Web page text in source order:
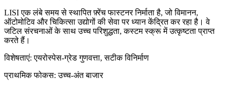
LISI एक लंबे समय से स्थापित फ़्रेंच फास्टनर निर्माता है, जो विमानन,
ऑटोमोटिव और चिकित्सा उद्योगों की सेवा पर ध्यान केंद्रित कर रहा है। वे
जटिल संरचनाओं के साथ उच्च परिशुद्धता, कस्टम स्क्रू में उत्कृष्टता प्राप्त
करते हैं।
विशेषताएं: एयरोस्पेस-ग्रेड गुणवत्ता, सटीक विनिर्माण
प्राथमिक फोकस: उच्च-अंत बाजार